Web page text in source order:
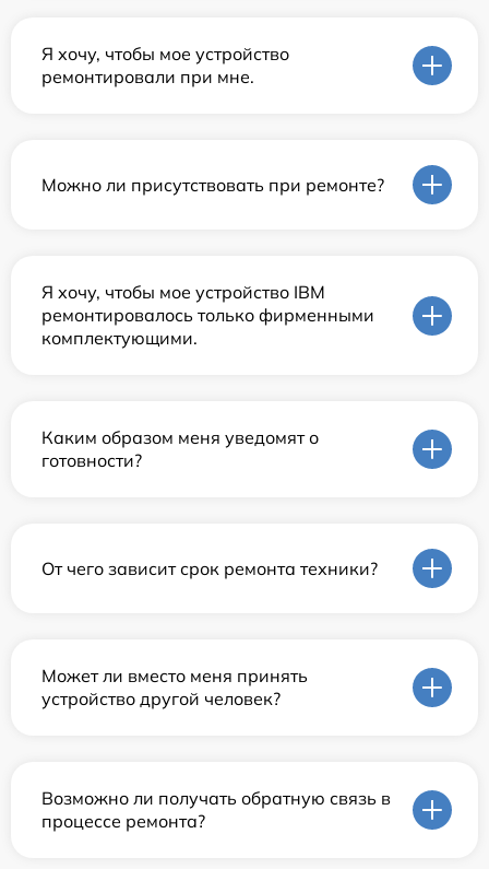
Я хочу, чтобы мое устройство
ремонтировали при мне.
Можно ли присутствовать при ремонте?
Я хочу, чтобы мое устройство IBM
ремонтировалось только фирменными
комплектующими.
Каким образом меня уведомят о
готовности?
От чего зависит срок ремонта техники?
Может ли вместо меня принять
устройство другой человек?
Возможно ли получать обратную связь в
процессе ремонта?